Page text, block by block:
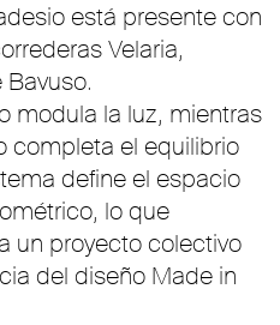
está presente con
Velaria,
modula la luz, mientras
completa el equilibrio
define el espacio
lo que
un proyecto colectivo
del diseño Made in